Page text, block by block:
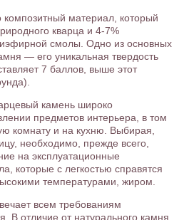
материал, который
кварца и 4-7%
смолы. Одно из основных
— его уникальная твердость
7 баллов, выше этот
камень широко
предметов интерьера, в том
комнату и на кухню. Выбирая,
необходимо, прежде всего,
на эксплуатационные
которые с легкостью справятся
температурами, жиром.
всем требованиям
В отличие от натурального камня,